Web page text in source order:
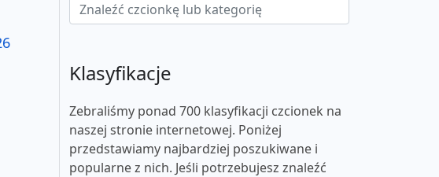
Klasyfikacje
Zebraliśmy ponad 700 klasyfikacji czcionek na
naszej stronie internetowej. Poniżej
przedstawiamy najbardziej poszukiwane i
popularne z nich. Jeśli potrzebujesz znaleźć